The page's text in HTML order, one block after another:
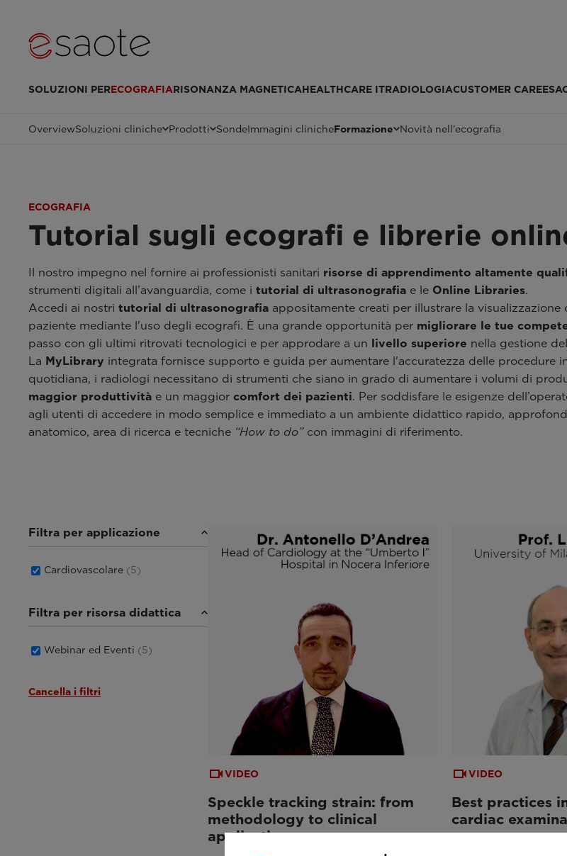
SOLUZIONI PERECOGRAFIARISONANZA MAGNETICAHEALTHCARE ITRADIOLOGIACUSTOMER CARE
OverviewSoluzioni cliniche Prodotti SondeImmagini clinicheFormazione Novità nell'ecografia
ECOGRAFIA
Tutorial sugli ecografi e librerie
Il nostro impegno nel fornire ai professionisti sanitari risorse di apprendimento altamente
strumenti digitali all’avanguardia, come i tutorial di ultrasonografia e le Online Libraries.
Accedi ai nostri tutorial di ultrasonografia appositamente creati per illustrare la
paziente mediante l'uso degli ecografi. È una grande opportunità per migliorare le tue
passo con gli ultimi ritrovati tecnologici e per approdare a un livello superiore nella gestione
La MyLibrary integrata fornisce supporto e guida per aumentare l'accuratezza delle procedure
quotidiana, i radiologi necessitano di strumenti che siano in grado di aumentare i volumi di
maggior produttività e un maggior comfort dei pazienti. Per soddisfare le esigenze
agli utenti di accedere in modo semplice e immediato a un ambiente didattico rapido,
anatomico, area di ricerca e tecniche “How to do” con immagini di riferimento.
Filtra per applicazione
Cardiovascolare (5)
Filtra per risorsa didattica
Webinar ed Eventi (5)
Cancella i filtri
VIDEO
Speckle tracking strain: from
methodology to clinical
applications
VIDEO
Best practices
cardiac